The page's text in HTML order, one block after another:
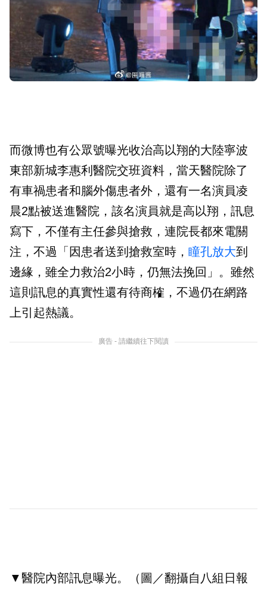
而微博也有公眾號曝光收治高以翔的大陸寧波
東部新城李惠利醫院交班資料，當天醫院除了
有車禍患者和腦外傷患者外，還有一名演員凌
晨2點被送進醫院，該名演員就是高以翔，訊息
寫下，不僅有主任參與搶救，連院長都來電關
注，不過「因患者送到搶救室時， 瞳孔放大到
邊緣，雖全力救治2小時，仍無法挽回」。雖然
這則訊息的真實性還有待商榷，不過仍在網路
上引起熱議。
廣告 - 請繼續往下閱讀
▼醫院內部訊息曝光。（圖／翻攝自八組日報